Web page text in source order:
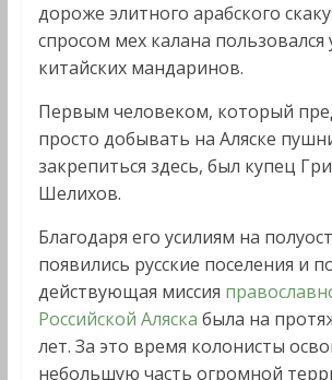
дороже элитного арабского
спросом мех калана пользовался
китайских мандаринов.
Первым человеком, который
просто добывать на Аляске
закрепиться здесь, был купец
Шелихов.
Благодаря его усилиям на
появились русские поселения и
действующая миссия
Российской Аляска была на
лет. За это время колонисты
небольшую часть огромной